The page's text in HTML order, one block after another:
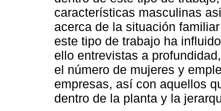
características masculinas
acerca de la situación
este tipo de trabajo ha
ello entrevistas a
el número de mujeres y
empresas, así con aquellos
dentro de la planta y la